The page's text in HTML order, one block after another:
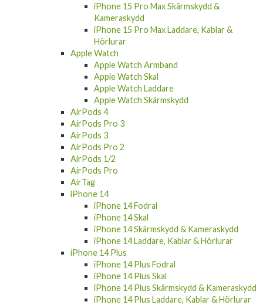
Kameraskydd
iPhone 15 Pro Max Laddare, Kablar &
Hörlurar
Apple Watch
Apple Watch Armband
Apple Watch Skal
Apple Watch Laddare
Apple Watch Skärmskydd
AirPods 4
AirPods Pro 3
AirPods 3
AirPods Pro 2
AirPods 1/2
AirPods Pro
AirTag
iPhone 14
iPhone 14 Fodral
iPhone 14 Skal
iPhone 14 Skärmskydd & Kameraskydd
iPhone 14 Laddare, Kablar & Hörlurar
iPhone 14 Plus
iPhone 14 Plus Fodral
iPhone 14 Plus Skal
iPhone 14 Plus Skärmskydd & Kameraskydd
iPhone 14 Plus Laddare, Kablar & Hörlurar
iPhone 14 Pro